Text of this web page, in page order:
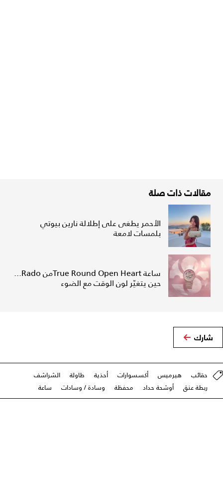
مقالات ذات صلة
الأحمر يطغى على إطلالة نارين بيوتي
بلمسات لامعة
ساعة True Round Open Heartمن Rado...
حين يتغيّر لون الوقت مع الضوء
شارك
حقائب هيرميس أكسسوارات أحذية طاولة
الشراشف
ربطة عنق
أوشحة حداد محفظة وسادة / وسادات ساعة